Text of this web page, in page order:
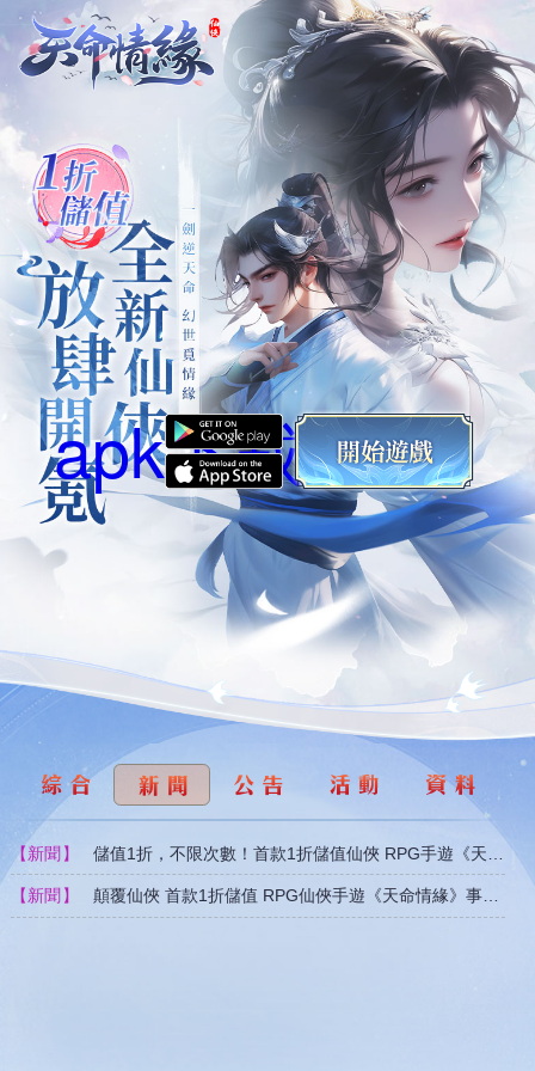
apk下載
新聞 儲值1折，不限次數！首款1折儲值仙俠 RPG手遊《天命情
新聞 顛覆仙俠 首款1折儲值 RPG仙俠手遊《天命情緣》事前預